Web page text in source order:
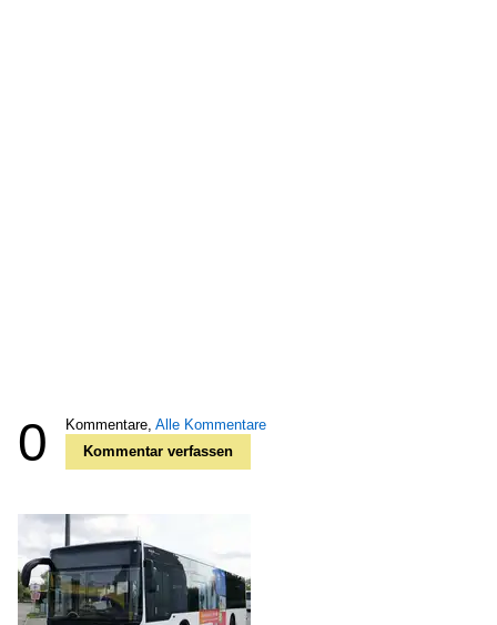
0 Kommentare, Alle Kommentare
Kommentar verfassen